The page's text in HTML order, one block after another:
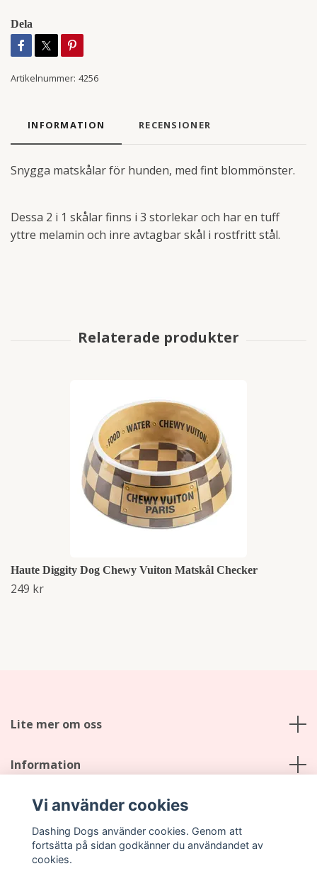
Dela
Artikelnummer: 4256
INFORMATION RECENSIONER
Snygga matskålar för hunden, med fint blommönster.
Dessa 2 i 1 skålar finns i 3 storlekar och har en tuff
yttre melamin och inre avtagbar skål i rostfritt stål.
Haute Diggity Dog Chewy Vuiton Matskål Checker
249 kr
Lite mer om oss
Information
Sociala medier
Vi använder cookies
Dashing Dogs använder cookies. Genom att
fortsätta på sidan godkänner du användandet av
cookies.